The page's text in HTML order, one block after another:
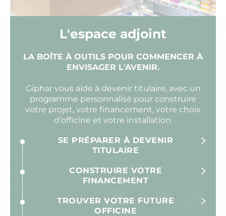
L'espace adjoint
LA BOÎTE À OUTILS POUR COMMENCER À
ENVISAGER L'AVENIR.
Giphar vous aide à devenir titulaire, avec un
programme personnalisé pour construire
votre projet, votre financement, votre choix
d’officine et votre installation.
SE PRÉPARER À DEVENIR
TITULAIRE
CONSTRUIRE VOTRE
FINANCEMENT
TROUVER VOTRE FUTURE
OFFICINE